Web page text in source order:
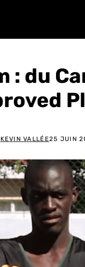
: du
KEVIN VALLÉE25 JUIN